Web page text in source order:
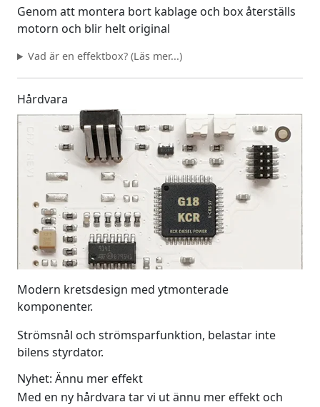
Genom att montera bort kablage och box återställs
motorn och blir helt original
Vad är en effektbox? (Läs mer...)
Hårdvara
Modern kretsdesign med ytmonterade
komponenter.
Strömsnål och strömsparfunktion, belastar inte
bilens styrdator.
Nyhet: Ännu mer effekt
Med en ny hårdvara tar vi ut ännu mer effekt och